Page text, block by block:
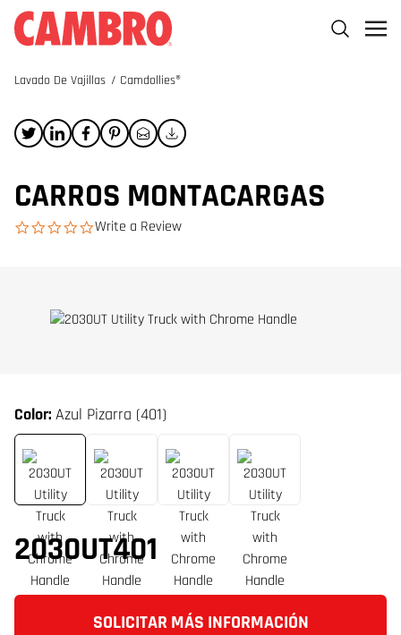
Lavado De Vajillas / Camdollies®
CARROS MONTACARGAS
0.0 star rating
Write a Review
Color: Azul Pizarra (401)
2030UT401
SOLICITAR MÁS INFORMACIÓN